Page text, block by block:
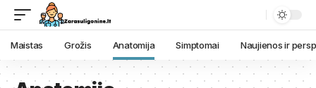
Maistas Grožis Anatomija Simptomai Naujienos ir